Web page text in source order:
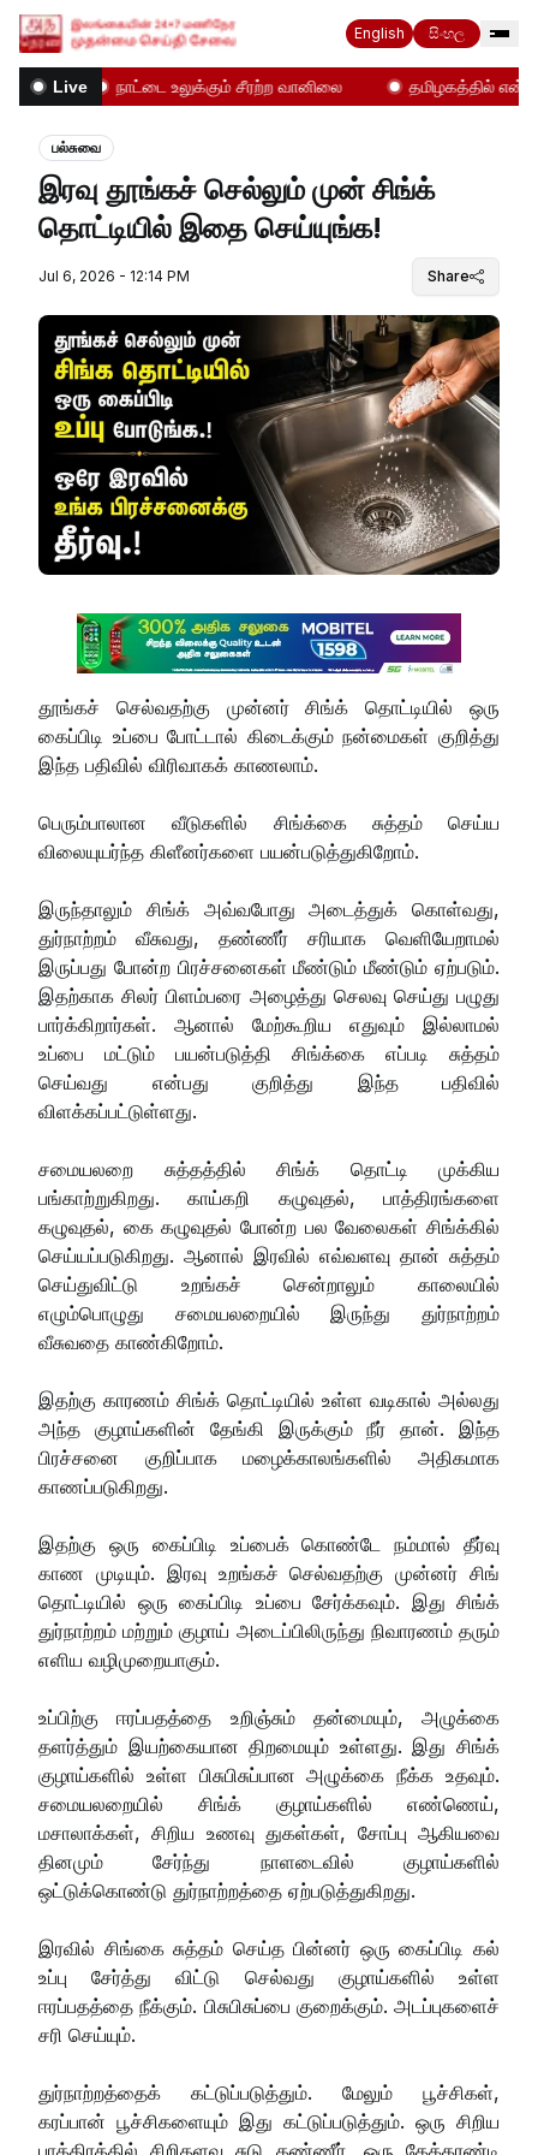
English සිංහල
Live நாட்டை உலுக்கும் சீரற்ற வானிலை தமிழகத்தில் என்ன
பல்சுவை
இரவு தூங்கச் செல்லும் முன் சிங்க்
தொட்டியில் இதை செய்யுங்க!
Jul 6, 2026 - 12:14 PM Share
தூங்கச் செல்வதற்கு முன்னர் சிங்க் தொட்டியில் ஒரு
கைப்பிடி உப்பை போட்டால் கிடைக்கும் நன்மைகள் குறித்து
இந்த பதிவில் விரிவாகக் காணலாம்.
பெரும்பாலான வீடுகளில் சிங்க்கை சுத்தம் செய்ய
விலையுயர்ந்த கிளீனர்களை பயன்படுத்துகிறோம்.
இருந்தாலும் சிங்க் அவ்வபோது அடைத்துக் கொள்வது,
துர்நாற்றம் வீசுவது, தண்ணீர் சரியாக வெளியேறாமல்
இருப்பது போன்ற பிரச்சனைகள் மீண்டும் மீண்டும் ஏற்படும்.
இதற்காக சிலர் பிளம்பரை அழைத்து செலவு செய்து பழுது
பார்க்கிறார்கள். ஆனால் மேற்கூறிய எதுவும் இல்லாமல்
உப்பை மட்டும் பயன்படுத்தி சிங்க்கை எப்படி சுத்தம்
செய்வது என்பது குறித்து இந்த பதிவில்
விளக்கப்பட்டுள்ளது.
சமையலறை சுத்தத்தில் சிங்க் தொட்டி முக்கிய
பங்காற்றுகிறது. காய்கறி கழுவுதல், பாத்திரங்களை
கழுவுதல், கை கழுவுதல் போன்ற பல வேலைகள் சிங்க்கில்
செய்யப்படுகிறது. ஆனால் இரவில் எவ்வளவு தான் சுத்தம்
செய்துவிட்டு உறங்கச் சென்றாலும் காலையில்
எழும்பொழுது சமையலறையில் இருந்து துர்நாற்றம்
வீசுவதை காண்கிறோம்.
இதற்கு காரணம் சிங்க் தொட்டியில் உள்ள வடிகால் அல்லது
அந்த குழாய்களின் தேங்கி இருக்கும் நீர் தான். இந்த
பிரச்சனை குறிப்பாக மழைக்காலங்களில் அதிகமாக
காணப்படுகிறது.
இதற்கு ஒரு கைப்பிடி உப்பைக் கொண்டே நம்மால் தீர்வு
காண முடியும். இரவு உறங்கச் செல்வதற்கு முன்னர் சிங்
தொட்டியில் ஒரு கைப்பிடி உப்பை சேர்க்கவும். இது சிங்க்
துர்நாற்றம் மற்றும் குழாய் அடைப்பிலிருந்து நிவாரணம் தரும்
எளிய வழிமுறையாகும்.
உப்பிற்கு ஈரப்பதத்தை உறிஞ்சும் தன்மையும், அழுக்கை
தளர்த்தும் இயற்கையான திறமையும் உள்ளது. இது சிங்க்
குழாய்களில் உள்ள பிசுபிசுப்பான அழுக்கை நீக்க உதவும்.
சமையலறையில் சிங்க் குழாய்களில் எண்ணெய்,
மசாலாக்கள், சிறிய உணவு துகள்கள், சோப்பு ஆகியவை
தினமும் சேர்ந்து நாளடைவில் குழாய்களில்
ஒட்டுக்கொண்டு துர்நாற்றத்தை ஏற்படுத்துகிறது.
இரவில் சிங்கை சுத்தம் செய்த பின்னர் ஒரு கைப்பிடி கல்
உப்பு சேர்த்து விட்டு செல்வது குழாய்களில் உள்ள
ஈரப்பதத்தை நீக்கும். பிசுபிசுப்பை குறைக்கும். அடப்புகளைச்
சரி செய்யும்.
துர்நாற்றத்தைக் கட்டுப்படுத்தும். மேலும் பூச்சிகள்,
கரப்பான் பூச்சிகளையும் இது கட்டுப்படுத்தும். ஒரு சிறிய
பாத்திரத்தில் சிறிதளவு சுடு தண்ணீர், ஒரு தேக்கரண்டி